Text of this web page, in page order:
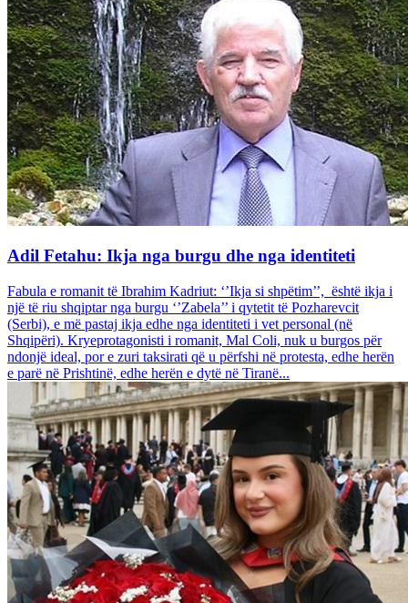
Adil Fetahu: Ikja nga burgu dhe nga identiteti
Fabula e romanit të Ibrahim Kadriut: ‘’Ikja si shpëtim’’, është ikja i
një të riu shqiptar nga burgu ‘’Zabela’’ i qytetit të Pozharevcit
(Serbi), e më pastaj ikja edhe nga identiteti i vet personal (në
Shqipëri). Kryeprotagonisti i romanit, Mal Coli, nuk u burgos për
ndonjë ideal, por e zuri taksirati që u përfshi në protesta, edhe herën
e parë në Prishtinë, edhe herën e dytë në Tiranë...